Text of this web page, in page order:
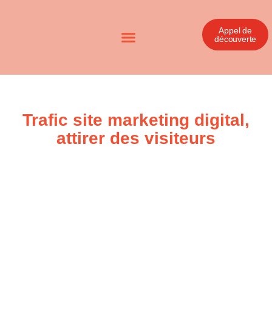
Appel de
découverte
Trafic site marketing digital,
attirer des visiteurs